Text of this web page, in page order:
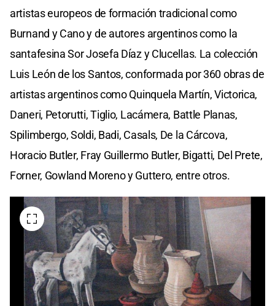
artistas europeos de formación tradicional como
Burnand y Cano y de autores argentinos como la
santafesina Sor Josefa Díaz y Clucellas. La colección
Luis León de los Santos, conformada por 360 obras de
artistas argentinos como Quinquela Martín, Victorica,
Daneri, Petorutti, Tiglio, Lacámera, Battle Planas,
Spilimbergo, Soldi, Badi, Casals, De la Cárcova,
Horacio Butler, Fray Guillermo Butler, Bigatti, Del Prete,
Forner, Gowland Moreno y Guttero, entre otros.